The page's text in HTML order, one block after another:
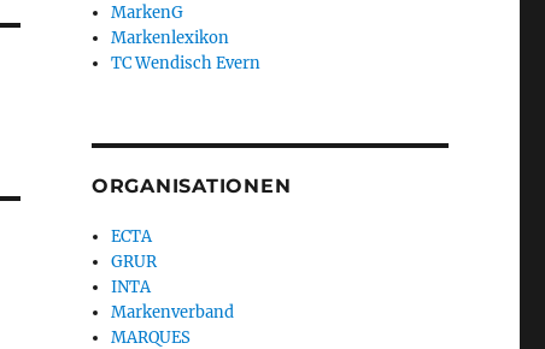
MarkenG
Markenlexikon
TC Wendisch Evern
ORGANISATIONEN
ECTA
GRUR
INTA
Markenverband
MARQUES